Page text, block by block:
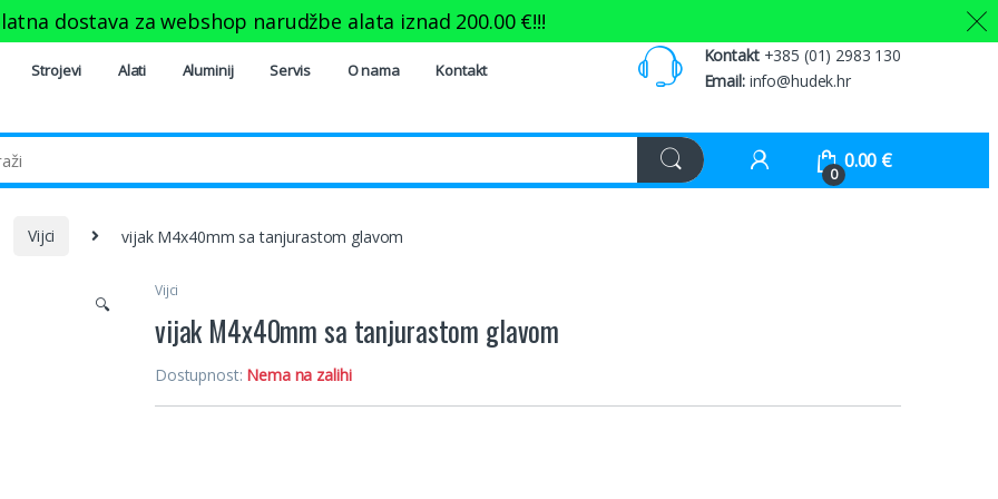
Strojevi Alati Aluminij Servis O nama Kontakt
Kontakt+385 (01) 2983 130
Email:info@hudek.hr
0
0.00 €
Vijci vijak M4x40mm sa tanjurastom glavom
🔍
Vijci
vijak M4x40mm sa tanjurastom glavom
Dostupnost: Nema na zalihi
dostava za webshop narudžbe alata iznad 200.00 €!!!